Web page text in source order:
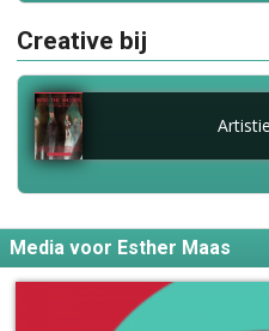
Creative bij
Media voor Esther Maas